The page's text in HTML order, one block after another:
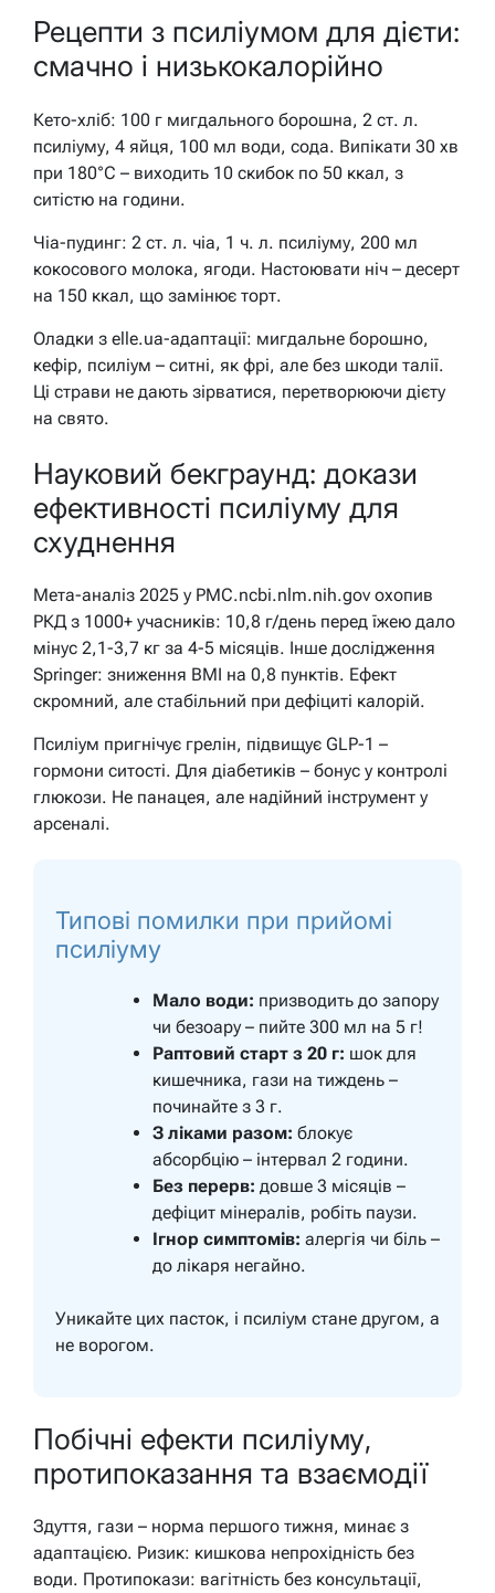
Рецепти з псиліумом для дієти:
смачно і низькокалорійно
Кето-хліб: 100 г мигдального борошна, 2 ст. л.
псиліуму, 4 яйця, 100 мл води, сода. Випікати 30 хв
при 180°C – виходить 10 скибок по 50 ккал, з
ситістю на години.
Чіа-пудинг: 2 ст. л. чіа, 1 ч. л. псиліуму, 200 мл
кокосового молока, ягоди. Настоювати ніч – десерт
на 150 ккал, що замінює торт.
Оладки з elle.ua-адаптації: мигдальне борошно,
кефір, псиліум – ситні, як фрі, але без шкоди талії.
Ці страви не дають зірватися, перетворюючи дієту
на свято.
Науковий бекграунд: докази
ефективності псиліуму для
схуднення
Мета-аналіз 2025 у PMC.ncbi.nlm.nih.gov охопив
РКД з 1000+ учасників: 10,8 г/день перед їжею дало
мінус 2,1-3,7 кг за 4-5 місяців. Інше дослідження
Springer: зниження BMI на 0,8 пунктів. Ефект
скромний, але стабільний при дефіциті калорій.
Псиліум пригнічує грелін, підвищує GLP-1 –
гормони ситості. Для діабетиків – бонус у контролі
глюкози. Не панацея, але надійний інструмент у
арсеналі.
Типові помилки при прийомі
псиліуму
Мало води: призводить до запору
чи безоару – пийте 300 мл на 5 г!
Раптовий старт з 20 г: шок для
кишечника, гази на тиждень –
починайте з 3 г.
З ліками разом: блокує
абсорбцію – інтервал 2 години.
Без перерв: довше 3 місяців –
дефіцит мінералів, робіть паузи.
Ігнор симптомів: алергія чи біль –
до лікаря негайно.
Уникайте цих пасток, і псиліум стане другом, а
не ворогом.
Побічні ефекти псиліуму,
протипоказання та взаємодії
Здуття, гази – норма першого тижня, минає з
адаптацією. Ризик: кишкова непрохідність без
води. Протипокази: вагітність без консультації,